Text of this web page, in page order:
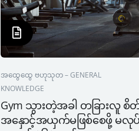
အထွေထွေ ဗဟုသုတ – GENERAL
KNOWLEDGE
Gym သွားတဲ့အခါ တခြားလူ စိ
အနှောင့်အယှက်မဖြစ်စေဖို့ မ